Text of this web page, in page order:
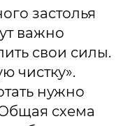
застолья
важно
свои силы.
чистку».
нужно
схема